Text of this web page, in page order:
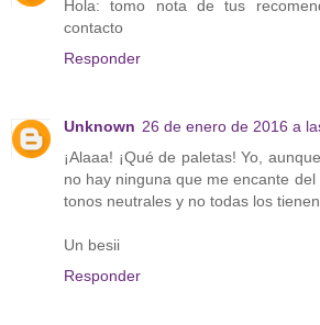
Hola: tomo nota de tus
contacto
Responder
Unknown 26 de enero de 2016 a
¡Alaaa! ¡Qué de paletas! Yo,
no hay ninguna que me encante
tonos neutrales y no todas los
Un besii
Responder